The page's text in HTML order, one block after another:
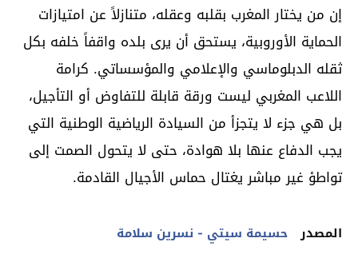
إن من يختار المغرب بقلبه وعقله، متنازلاً عن امتيازات
الحماية الأوروبية، يستحق أن يرى بلده واقفاً خلفه بكل
ثقله الدبلوماسي والإعلامي والمؤسساتي. كرامة
اللاعب المغربي ليست ورقة قابلة للتفاوض أو التأجيل،
بل هي جزء لا يتجزأ من السيادة الرياضية الوطنية التي
يجب الدفاع عنها بلا هوادة، حتى لا يتحول الصمت إلى
تواطؤ غير مباشر يغتال حماس الأجيال القادمة.
المصدر حسيمة سيتي - نسرين سلامة